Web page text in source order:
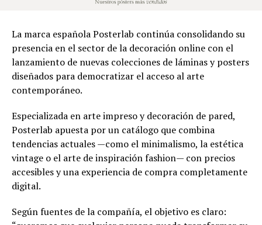
La marca española Posterlab continúa consolidando su
presencia en el sector de la decoración online con el
lanzamiento de nuevas colecciones de láminas y posters
diseñados para democratizar el acceso al arte
contemporáneo.
Especializada en arte impreso y decoración de pared,
Posterlab apuesta por un catálogo que combina
tendencias actuales —como el minimalismo, la estética
vintage o el arte de inspiración fashion— con precios
accesibles y una experiencia de compra completamente
digital.
Según fuentes de la compañía, el objetivo es claro: